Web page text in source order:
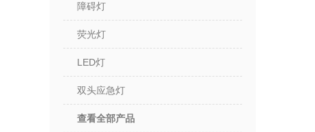
障碍灯
荧光灯
LED灯
双头应急灯
查看全部产品